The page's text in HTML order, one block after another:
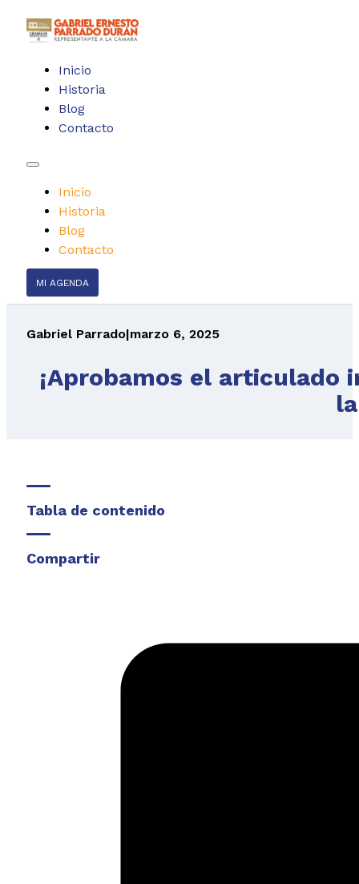
Inicio
Historia
Blog
Contacto
Inicio
Historia
Blog
Contacto
MI AGENDA
Gabriel Parrado|marzo 6, 2025
¡Aprobamos el articulado
Tabla de contenido
Compartir